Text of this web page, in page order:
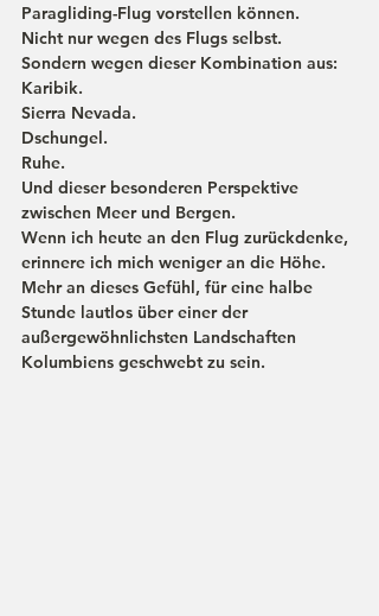
Paragliding-Flug vorstellen können.
Nicht nur wegen des Flugs selbst.
Sondern wegen dieser Kombination aus:
Karibik.
Sierra Nevada.
Dschungel.
Ruhe.
Und dieser besonderen Perspektive
zwischen Meer und Bergen.
Wenn ich heute an den Flug zurückdenke,
erinnere ich mich weniger an die Höhe.
Mehr an dieses Gefühl, für eine halbe
Stunde lautlos über einer der
außergewöhnlichsten Landschaften
Kolumbiens geschwebt zu sein.